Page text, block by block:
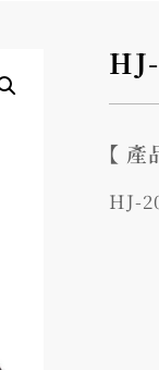
【 產
HJ-